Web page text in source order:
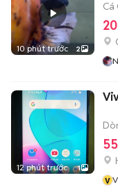
10 phút trước 2
Cá
12 phút trước 1
v